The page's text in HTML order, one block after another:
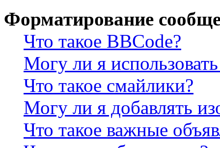
Форматирование
Что такое BBCode?
Могу ли я
Что такое смайлики?
Могу ли я добавлять
Что такое важные